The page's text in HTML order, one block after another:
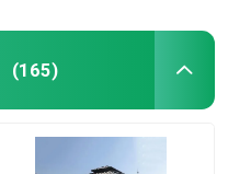
(165)